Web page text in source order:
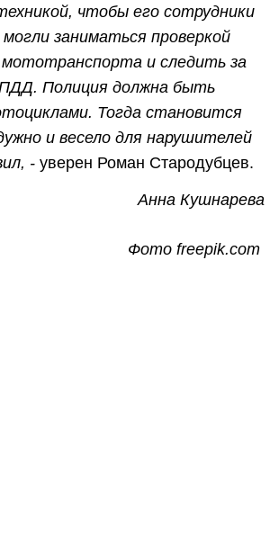
чтобы его сотрудники
заниматься проверкой
и следить за
Полиция должна быть
Тогда становится
и весело для нарушителей
- уверен Роман Стародубцев.
Анна Кушнарева
Фото freepik.com